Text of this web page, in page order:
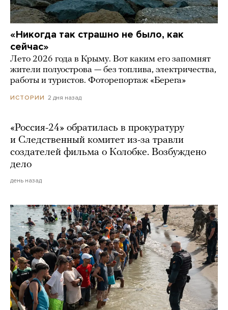
«Никогда так страшно не было, как
сейчас»
Лето 2026 года в Крыму. Вот каким его запомнят
жители полуострова — без топлива, электричества,
работы и туристов. Фоторепортаж «Берега»
ИСТОРИИ 2 дня назад
«Россия-24» обратилась в прокуратуру
и Следственный комитет из-за травли
создателей фильма о Колобке. Возбуждено
дело
день назад